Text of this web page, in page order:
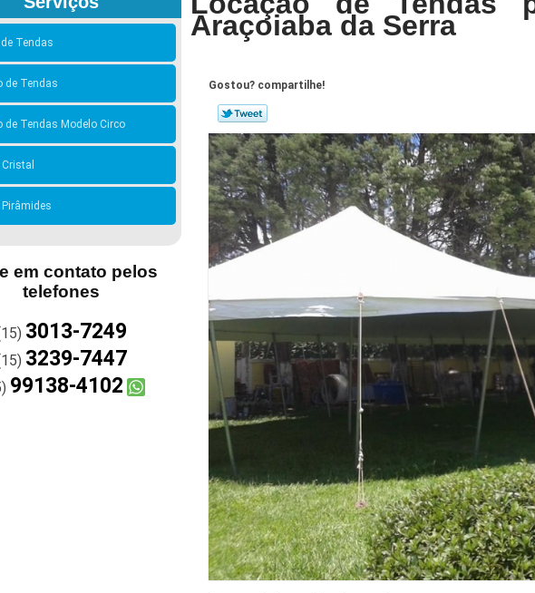
Tendas
de Tendas
de Tendas Modelo Circo
em contato pelos
telefones
3013-7249
3239-7447
99138-4102
Araçoiaba da Serra
Gostou? compartilhe!